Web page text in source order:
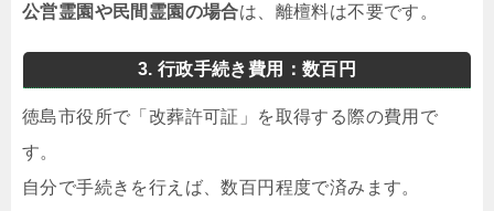
公営霊園や民間霊園の場合は、離檀料は不要です。
3. 行政手続き費用：数百円
徳島市役所で「改葬許可証」を取得する際の費用で
す。
自分で手続きを行えば、数百円程度で済みます。